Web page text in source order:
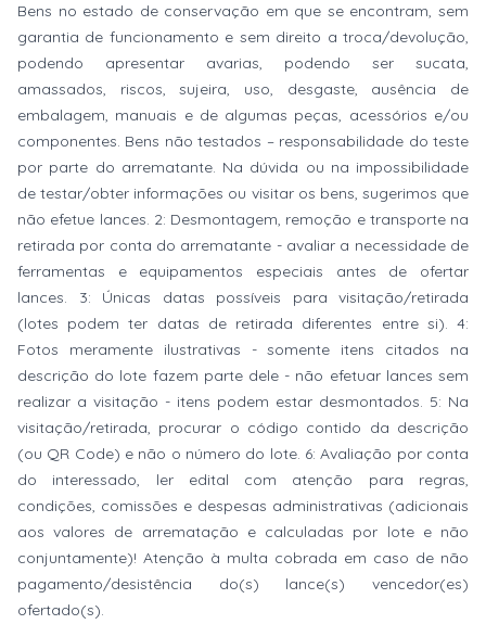
Bens no estado de conservação em que se encontram, sem
garantia de funcionamento e sem direito a troca/devolução,
podendo apresentar avarias, podendo ser sucata,
amassados, riscos, sujeira, uso, desgaste, ausência de
embalagem, manuais e de algumas peças, acessórios e/ou
componentes. Bens não testados – responsabilidade do teste
por parte do arrematante. Na dúvida ou na impossibilidade
de testar/obter informações ou visitar os bens, sugerimos que
não efetue lances. 2: Desmontagem, remoção e transporte na
retirada por conta do arrematante - avaliar a necessidade de
ferramentas e equipamentos especiais antes de ofertar
lances. 3: Únicas datas possíveis para visitação/retirada
(lotes podem ter datas de retirada diferentes entre si). 4:
Fotos meramente ilustrativas - somente itens citados na
descrição do lote fazem parte dele - não efetuar lances sem
realizar a visitação - itens podem estar desmontados. 5: Na
visitação/retirada, procurar o código contido da descrição
(ou QR Code) e não o número do lote. 6: Avaliação por conta
do interessado, ler edital com atenção para regras,
condições, comissões e despesas administrativas (adicionais
aos valores de arrematação e calculadas por lote e não
conjuntamente)! Atenção à multa cobrada em caso de não
pagamento/desistência do(s) lance(s) vencedor(es)
ofertado(s).